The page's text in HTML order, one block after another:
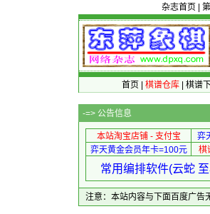
杂志首页
首页 棋谱仓库| 棋谱
-=> 公告信息
本站淘宝店铺 - 支付宝 弈
弈天黄金会员年卡=100元
棋
常用编排软件(云蛇
注意：本站内容与下面百度广